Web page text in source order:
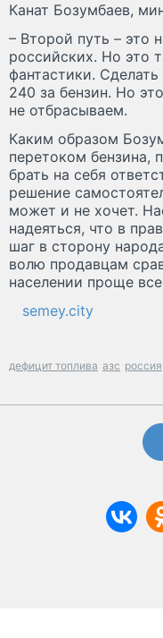
Канат Бозумбаев,
– Второй путь – это
российских. Но это
фантастики.
240 за бензин. Но
не отбрасываем.
Каким образом
перетоком бензина,
брать на себя
решение
может и не хочет.
надеяться, что в
шаг в сторону
волю продавцам
населении проще
semey.city
дефицит топлива азс россия